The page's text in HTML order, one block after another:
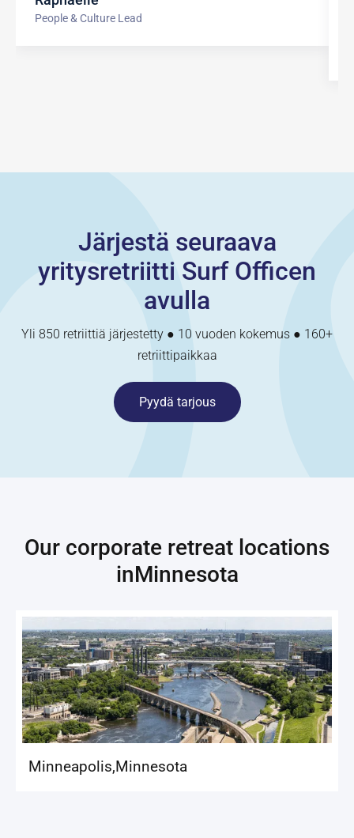
People & Culture Lead
Järjestä seuraava
yritysretriitti Surf Officen
avulla
Yli 850 retriittiä järjestetty ● 10 vuoden kokemus ● 160+
retriittipaikkaa
Pyydä tarjous
Our corporate retreat locations
inMinnesota
Minneapolis,Minnesota